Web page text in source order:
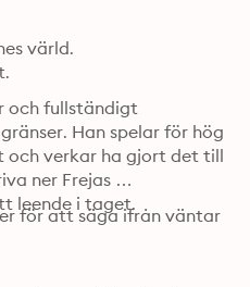
värld.
och fullständigt
Han spelar för hög
och verkar ha gjort det till
ner Frejas
leende i taget.
för att säga ifrån väntar